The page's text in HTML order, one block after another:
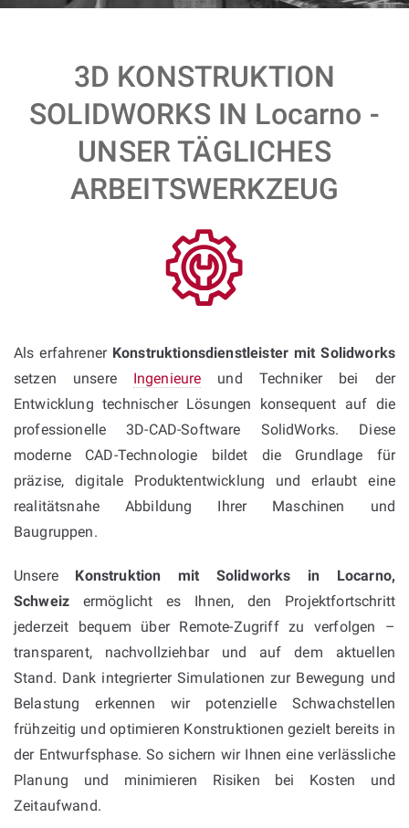
3D KONSTRUKTION
SOLIDWORKS IN Locarno -
UNSER TÄGLICHES
ARBEITSWERKZEUG
Als erfahrener Konstruktionsdienstleister mit Solidworks
setzen unsere Ingenieure und Techniker bei der
Entwicklung technischer Lösungen konsequent auf die
professionelle 3D-CAD-Software SolidWorks. Diese
moderne CAD-Technologie bildet die Grundlage für
präzise, digitale Produktentwicklung und erlaubt eine
realitätsnahe Abbildung Ihrer Maschinen und
Baugruppen.
Unsere Konstruktion mit Solidworks in Locarno,
Schweiz ermöglicht es Ihnen, den Projektfortschritt
jederzeit bequem über Remote-Zugriff zu verfolgen –
transparent, nachvollziehbar und auf dem aktuellen
Stand. Dank integrierter Simulationen zur Bewegung und
Belastung erkennen wir potenzielle Schwachstellen
frühzeitig und optimieren Konstruktionen gezielt bereits in
der Entwurfsphase. So sichern wir Ihnen eine verlässliche
Planung und minimieren Risiken bei Kosten und
Zeitaufwand.